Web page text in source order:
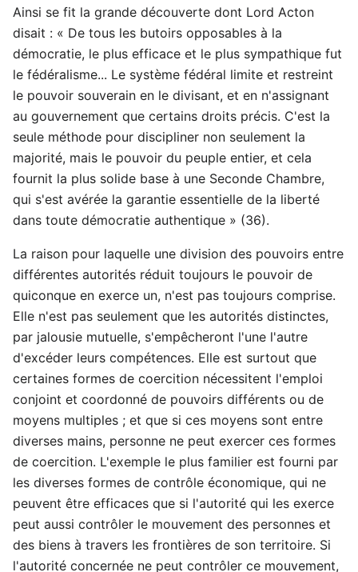
Ainsi se fit la grande découverte dont Lord Acton
disait : « De tous les butoirs opposables à la
démocratie, le plus efficace et le plus sympathique fut
le fédéralisme... Le système fédéral limite et restreint
le pouvoir souverain en le divisant, et en n'assignant
au gouvernement que certains droits précis. C'est la
seule méthode pour discipliner non seulement la
majorité, mais le pouvoir du peuple entier, et cela
fournit la plus solide base à une Seconde Chambre,
qui s'est avérée la garantie essentielle de la liberté
dans toute démocratie authentique » (36).
La raison pour laquelle une division des pouvoirs entre
différentes autorités réduit toujours le pouvoir de
quiconque en exerce un, n'est pas toujours comprise.
Elle n'est pas seulement que les autorités distinctes,
par jalousie mutuelle, s'empêcheront l'une l'autre
d'excéder leurs compétences. Elle est surtout que
certaines formes de coercition nécessitent l'emploi
conjoint et coordonné de pouvoirs différents ou de
moyens multiples ; et que si ces moyens sont entre
diverses mains, personne ne peut exercer ces formes
de coercition. L'exemple le plus familier est fourni par
les diverses formes de contrôle économique, qui ne
peuvent être efficaces que si l'autorité qui les exerce
peut aussi contrôler le mouvement des personnes et
des biens à travers les frontières de son territoire. Si
l'autorité concernée ne peut contrôler ce mouvement,